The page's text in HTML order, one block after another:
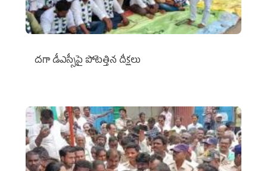
దగా డీఎస్సీపై పోటెత్తిన దీక్షలు